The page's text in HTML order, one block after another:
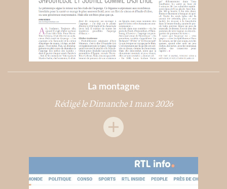
La montagne
Rédigé le Dimanche 1 mars 2026